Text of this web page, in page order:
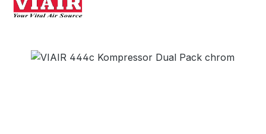
Bildergalerie überspringen